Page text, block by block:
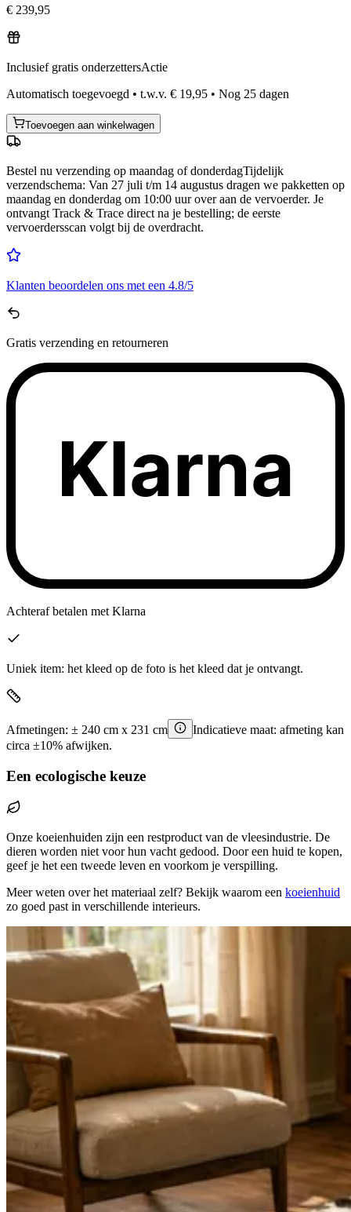
€ 239,95
Inclusief gratis onderzettersActie
Automatisch toegevoegd • t.w.v. € 19,95 • Nog 25 dagen
Toevoegen aan winkelwagen
Bestel nu verzending op maandag of donderdagTijdelijk
verzendschema: Van 27 juli t/m 14 augustus dragen we pakketten op
maandag en donderdag om 10:00 uur over aan de vervoerder. Je
ontvangt Track & Trace direct na je bestelling; de eerste
vervoerdersscan volgt bij de overdracht.
Klanten beoordelen ons met een 4.8/5
Gratis verzending en retourneren
Klarna
Achteraf betalen met Klarna
Uniek item: het kleed op de foto is het kleed dat je ontvangt.
Afmetingen: ± 240 cm x 231 cm
Indicatieve maat: afmeting kan
circa ±10% afwijken.
Een ecologische keuze
Onze koeienhuiden zijn een restproduct van de vleesindustrie. De
dieren worden niet voor hun vacht gedood. Door een huid te kopen,
geef je het een tweede leven en voorkom je verspilling.
Meer weten over het materiaal zelf? Bekijk waarom een koeienhuid
zo goed past in verschillende interieurs.